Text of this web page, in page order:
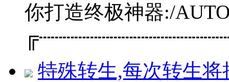
你打造终极神器:/
特殊转生,每次转生